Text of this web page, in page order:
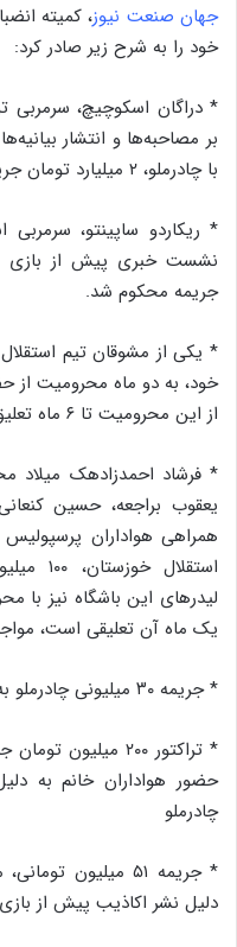
جهان صنعت نیوز، کمیته
خود را به شرح زیر صادر کرد:
* دراگان اسکوچیچ، سرمربی
بر مصاحبه‌ها و انتشار
با چادرملو، ۲ میلیارد تومان جریمه شد.
* ریکاردو ساپینتو،
جریمه محکوم شد‌.
* یکی از مشوقان تیم استقلال
خود، به دو ماه محرومیت از
از این محرومیت تا ۶ ماه تعلیق می‌شود.
* فرشاد احمدزادهک میلاد
یعقوب براجعه، حسین
همراهی هواداران
یک ماه آن تعلیقی است،
* جریمه ۳۰ میلیونی چادرملو به دلیل تخلف مقابل تراکتور
* تراکتور ۲۰۰
حضور هواداران خانم به
چادرملو
* جریمه ۵۱ میلیون
دلیل نشر اکاذیب پیش از